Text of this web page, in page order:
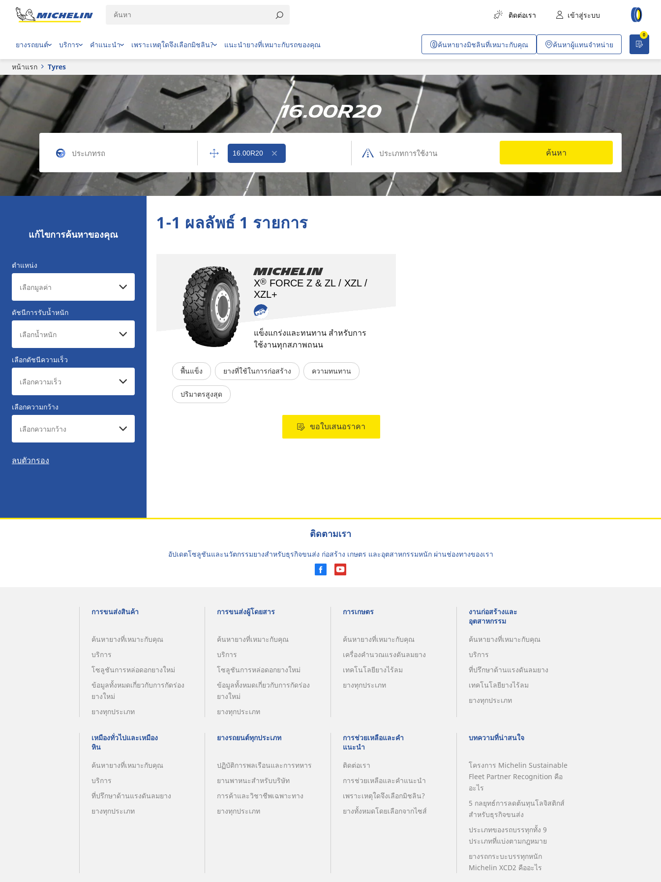
ติดต่อเรา เข้าสู่ระบบ
การขนส่งสินค้า
การขนส่งผู้โดยสาร
การเกษตร
งานก่อสร้างและอุตสาหกรรม
เหมืองทั่วไปและเหมืองหิน
งานค้าขายและวิชาชีพเฉพาะทาง
ปฏิบัติการพลเรือนและการทหาร
อากาศยาน
0
ยางรถยนต์ บริการ คำแนะนำ เพราะเหตุใดจึงเลือกมิชลิน? แนะนำยางที่เหมาะกับรถของคุณ ค้นหายางมิชลินที่เหมาะกับคุณ ค้นหาผู้แทนจำหน่าย
หน้าแรก Tyres
16.00R20
16.00R20 ค้นหา
แก้ไขการค้นหาของคุณ
ตำแหน่ง
ดัชนีการรับน้ำหนัก
เลือกดัชนีความเร็ว
เลือกความกว้าง
ลบตัวกรอง
1-1 ผลลัพธ์ 1 รายการ
Michelin
X® FORCE Z & ZL / XZL /
XZL+
แข็งแกร่งและทนทาน สำหรับการ
ใช้งานทุกสภาพถนน
พื้นแข็ง ยางที่ใช้ในการก่อสร้าง ความทนทาน
ปริมาตรสูงสุด
ขอใบเสนอราคา
ติดตามเรา
อัปเดตโซลูชันและนวัตกรรมยางสำหรับธุรกิจขนส่ง ก่อสร้าง เกษตร และอุตสาหกรรมหนัก ผ่านช่องทางของเรา
การขนส่งสินค้า
ค้นหายางที่เหมาะกับคุณ
บริการ
โซลูชันการหล่อดอกยางใหม่
ข้อมูลทั้งหมดเกี่ยวกับการกัดร่อง
ยางใหม่
ยางทุกประเภท
การขนส่งผู้โดยสาร
ค้นหายางที่เหมาะกับคุณ
บริการ
โซลูชันการหล่อดอกยางใหม่
ข้อมูลทั้งหมดเกี่ยวกับการกัดร่อง
ยางใหม่
ยางทุกประเภท
การเกษตร
ค้นหายางที่เหมาะกับคุณ
เครื่องคำนวณแรงดันลมยาง
เทคโนโลยียางไร้ลม
ยางทุกประเภท
งานก่อสร้างและ
อุตสาหกรรม
ค้นหายางที่เหมาะกับคุณ
บริการ
ที่ปรึกษาด้านแรงดันลมยาง
เทคโนโลยียางไร้ลม
ยางทุกประเภท
เหมืองทั่วไปและเหมือง
หิน
ค้นหายางที่เหมาะกับคุณ
บริการ
ที่ปรึกษาด้านแรงดันลมยาง
ยางทุกประเภท
ยางรถยนต์ทุกประเภท
ปฏิบัติการพลเรือนและการทหาร
ยานพาหนะสำหรับบริษัท
การค้าและวิชาชีพเฉพาะทาง
ยางทุกประเภท
การช่วยเหลือและคำ
แนะนำ
ติดต่อเรา
การช่วยเหลือและคำแนะนำ
เพราะเหตุใดจึงเลือกมิชลิน?
ยางทั้งหมดโดยเลือกจากไซส์
บทความที่น่าสนใจ
โครงการ Michelin Sustainable
Fleet Partner Recognition คือ
อะไร
5 กลยุทธ์การลดต้นทุนโลจิสติกส์
สำหรับธุรกิจขนส่ง
ประเภทของรถบรรทุกทั้ง 9
ประเภทที่แบ่งตามกฎหมาย
ยางรถกระบะบรรทุกหนัก
Michelin XCD2 คืออะไร